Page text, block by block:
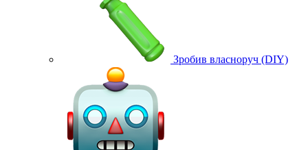
Зробив власноруч (DIY)